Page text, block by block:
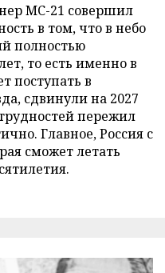
МС-21 совершил
в том, что в небо
полностью
то есть именно в
поступать в
сдвинули на 2027
пережил
Главное, Россия с
сможет летать